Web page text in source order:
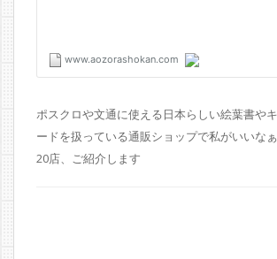
ポスクロや文通に使える日本らしい絵葉書や
ードを扱っている通販ショップで私がいいな
20店、ご紹介します